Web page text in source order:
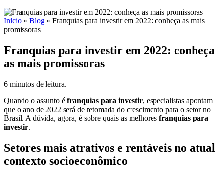
Início » Blog » Franquias para investir em 2022: conheça as mais
promissoras
Franquias para investir em 2022: conheça
as mais promissoras
6 minutos de leitura.
Quando o assunto é franquias para investir, especialistas apontam
que o ano de 2022 será de retomada do crescimento para o setor no
Brasil. A dúvida, agora, é sobre quais as melhores franquias para
investir.
Setores mais atrativos e rentáveis no atual
contexto socioeconômico